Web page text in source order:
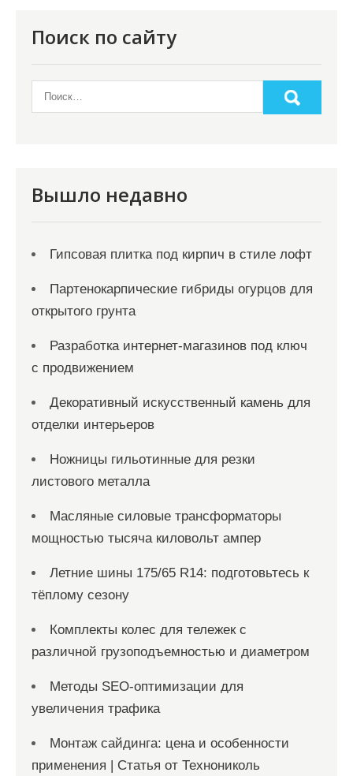
Поиск по сайту
Вышло недавно
Гипсовая плитка под кирпич в стиле лофт
Партенокарпические гибриды огурцов для
открытого грунта
Разработка интернет-магазинов под ключ
с продвижением
Декоративный искусственный камень для
отделки интерьеров
Ножницы гильотинные для резки
листового металла
Масляные силовые трансформаторы
мощностью тысяча киловольт ампер
Летние шины 175/65 R14: подготовьтесь к
тёплому сезону
Комплекты колес для тележек с
различной грузоподъемностью и диаметром
Методы SEO-оптимизации для
увеличения трафика
Монтаж сайдинга: цена и особенности
применения | Статья от Технониколь